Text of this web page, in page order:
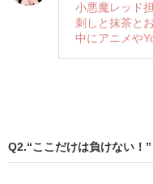
小悪魔レッド
刺しと抹茶と
中にアニメや
Q2.“ここだけは負けない！